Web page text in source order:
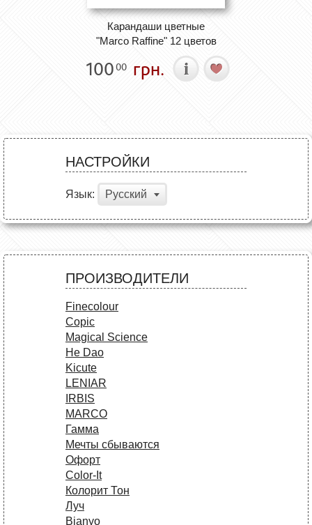
Карандаши цветные
"Marco Raffine" 12 цветов
10000 грн.
НАСТРОЙКИ
Язык: Русский
ПРОИЗВОДИТЕЛИ
Finecolour
Copic
Magical Science
He Dao
Kicute
LENIAR
IRBIS
MARCO
Гамма
Мечты сбываются
Офорт
Сolor-It
Колорит Тон
Луч
Bianyo